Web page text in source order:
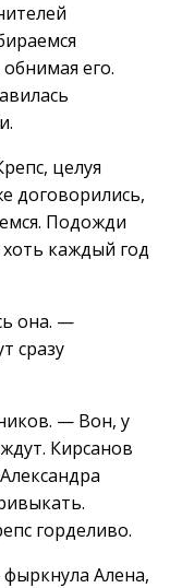
его.
целуя
договорились,
Подожди
каждый год
она. —
сразу
— Вон, у
Кирсанов
горделиво.
Алена,